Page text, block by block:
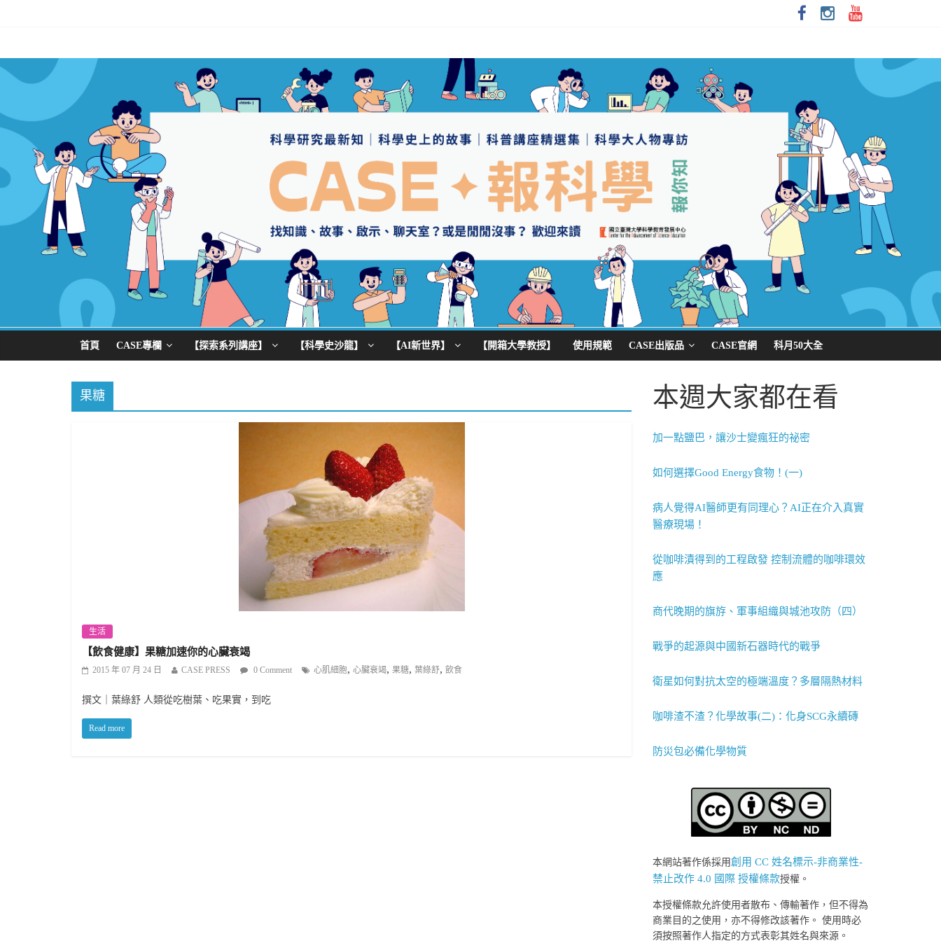
首頁 CASE專欄 【探索系列講座】 【科學史沙龍】 【AI新世界】 【開箱大學教授】 使用規範 CASE出版品 CASE官網 科月50大全
果糖
生活
【飲食健康】果糖加速你的心臟衰竭
2015 年 07 月 24 日 CASE PRESS 0 Comment 心肌細胞, 心臟衰竭, 果糖, 葉綠舒, 飲食
撰文｜葉綠舒 人類從吃樹葉、吃果實，到吃
Read more
本週大家都在看
加一點鹽巴，讓沙士變瘋狂的祕密
如何選擇Good Energy食物！(一)
病人覺得AI醫師更有同理心？AI正在介入真實
醫療現場！
從咖啡漬得到的工程啟發 控制流體的咖啡環效
應
商代晚期的旗斿、軍事組織與城池攻防（四）
戰爭的起源與中國新石器時代的戰爭
衛星如何對抗太空的極端溫度？多層隔熱材料
咖啡渣不渣？化學故事(二)：化身SCG永續磚
防災包必備化學物質
本網站著作係採用創用 CC 姓名標示-非商業性-
禁止改作 4.0 國際 授權條款授權。
本授權條款允許使用者散布、傳輸著作，但不得為
商業目的之使用，亦不得修改該著作。 使用時必
須按照著作人指定的方式表彰其姓名與來源。